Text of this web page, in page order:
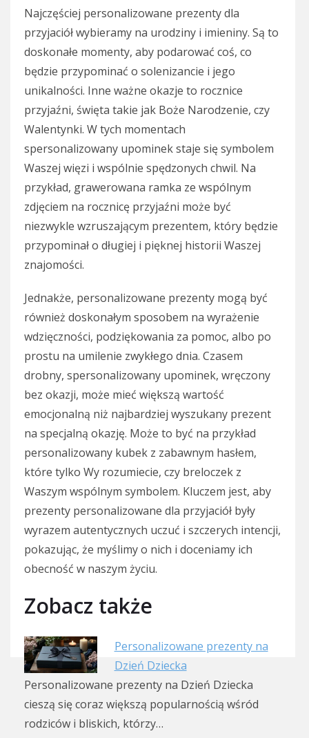
Najczęściej personalizowane prezenty dla
przyjaciół wybieramy na urodziny i imieniny. Są to
doskonałe momenty, aby podarować coś, co
będzie przypominać o solenizancie i jego
unikalności. Inne ważne okazje to rocznice
przyjaźni, święta takie jak Boże Narodzenie, czy
Walentynki. W tych momentach
spersonalizowany upominek staje się symbolem
Waszej więzi i wspólnie spędzonych chwil. Na
przykład, grawerowana ramka ze wspólnym
zdjęciem na rocznicę przyjaźni może być
niezwykle wzruszającym prezentem, który będzie
przypominał o długiej i pięknej historii Waszej
znajomości.
Jednakże, personalizowane prezenty mogą być
również doskonałym sposobem na wyrażenie
wdzięczności, podziękowania za pomoc, albo po
prostu na umilenie zwykłego dnia. Czasem
drobny, spersonalizowany upominek, wręczony
bez okazji, może mieć większą wartość
emocjonalną niż najbardziej wyszukany prezent
na specjalną okazję. Może to być na przykład
personalizowany kubek z zabawnym hasłem,
które tylko Wy rozumiecie, czy breloczek z
Waszym wspólnym symbolem. Kluczem jest, aby
prezenty personalizowane dla przyjaciół były
wyrazem autentycznych uczuć i szczerych intencji,
pokazując, że myślimy o nich i doceniamy ich
obecność w naszym życiu.
Zobacz także
Personalizowane prezenty na
Dzień Dziecka
Personalizowane prezenty na Dzień Dziecka
cieszą się coraz większą popularnością wśród
rodziców i bliskich, którzy…